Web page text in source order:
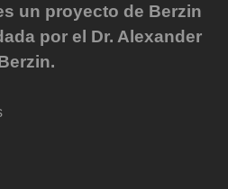
un proyecto de Berzin
por el Dr. Alexander